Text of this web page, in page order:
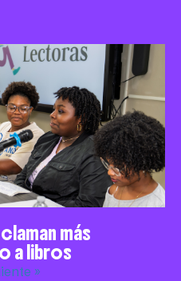
más
a libros
»